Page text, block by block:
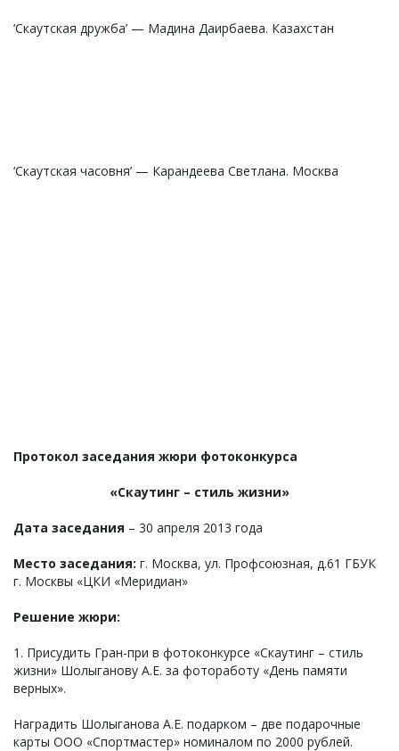
‘Скаутская дружба’ — Мадина Даирбаева. Казахстан
‘Скаутская часовня’ — Карандеева Светлана. Москва
Протокол заседания жюри фотоконкурса
«Скаутинг – стиль жизни»
Дата заседания – 30 апреля 2013 года
Место заседания: г. Москва, ул. Профсоюзная, д.61 ГБУК
г. Москвы «ЦКИ «Меридиан»
Решение жюри:
1. Присудить Гран-при в фотоконкурсе «Скаутинг – стиль
жизни» Шолыганову А.Е. за фотоработу «День памяти
верных».
Наградить Шолыганова А.Е. подарком – две подарочные
карты ООО «Спортмастер» номиналом по 2000 рублей.